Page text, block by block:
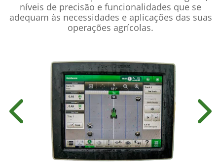
níveis de precisão e funcionalidades que se
adequam às necessidades e aplicações das suas
operações agrícolas.
Anterior